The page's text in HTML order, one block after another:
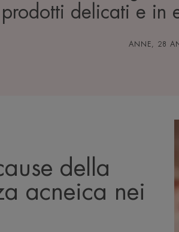
delicati e in
ANNE, 28
della
acneica nei